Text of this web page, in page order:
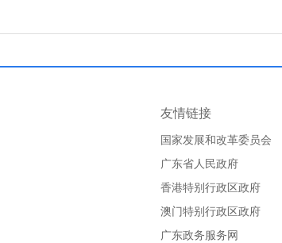
友情链接
国家发展和改革委员会
广东省人民政府
香港特别行政区政府
澳门特别行政区政府
广东政务服务网